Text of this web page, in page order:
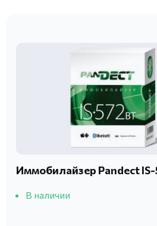
Иммобилайзер Pandect
В наличии